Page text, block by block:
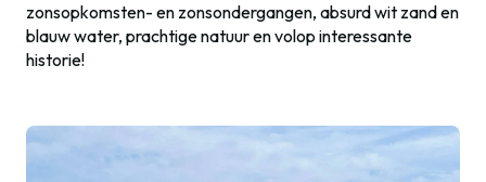
zonsopkomsten- en zonsondergangen, absurd wit zand en
blauw water, prachtige natuur en volop interessante
historie!